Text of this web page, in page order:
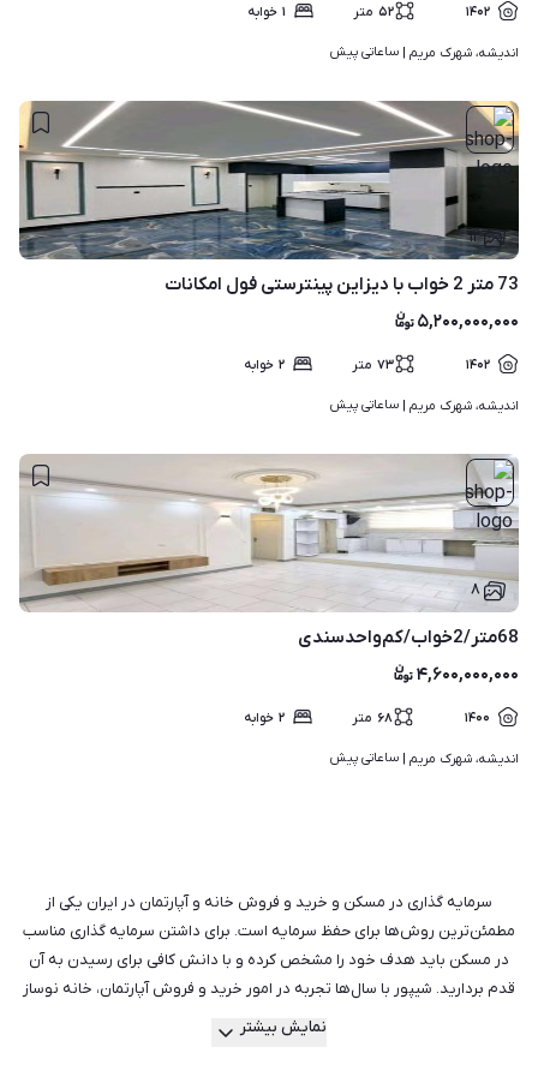
۱۴۰۲ ۵۲ متر ۱ خوابه
اندیشه، شهرک مریم | ساعاتی پیش
۱۲
73 متر 2 خواب با دیزاین پینترستی فول امکانات
۵,۲۰۰,۰۰۰,۰۰۰
۱۴۰۲ ۷۳ متر ۲ خوابه
اندیشه، شهرک مریم | ساعاتی پیش
۸
68متر/2خواب/کم‌واحدسندی
۴,۶۰۰,۰۰۰,۰۰۰
۱۴۰۰ ۶۸ متر ۲ خوابه
اندیشه، شهرک مریم | ساعاتی پیش
سرمایه گذاری در مسکن و خرید و فروش خانه و آپارتمان در ایران یکی از
مطمئن‌ترین روش‌ها برای حفظ سرمایه است. برای داشتن سرمایه گذاری مناسب
در مسکن باید هدف خود را مشخص کرده و با دانش کافی برای رسیدن به آن
قدم بردارید. شیپور با سال‌ها تجربه در امور خرید و فروش آپارتمان، خانه نوساز
یا کلنگی و ویلا می‌تواند در تمام طول این مسیر همراه شما باشد و تجربه‌ای
نمایش بیشتر